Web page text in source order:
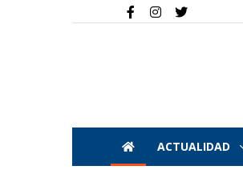
ACTUALIDAD